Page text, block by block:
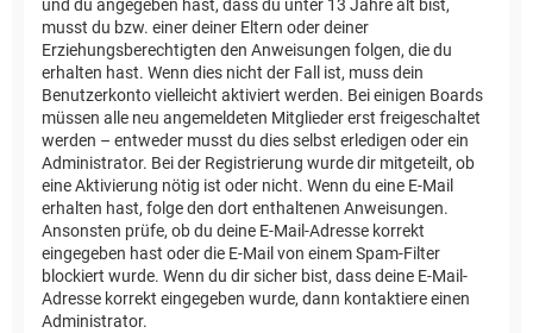
und du angegeben hast, dass du unter 13 Jahre alt bist,
musst du bzw. einer deiner Eltern oder deiner
Erziehungsberechtigten den Anweisungen folgen, die du
erhalten hast. Wenn dies nicht der Fall ist, muss dein
Benutzerkonto vielleicht aktiviert werden. Bei einigen Boards
müssen alle neu angemeldeten Mitglieder erst freigeschaltet
werden – entweder musst du dies selbst erledigen oder ein
Administrator. Bei der Registrierung wurde dir mitgeteilt, ob
eine Aktivierung nötig ist oder nicht. Wenn du eine E-Mail
erhalten hast, folge den dort enthaltenen Anweisungen.
Ansonsten prüfe, ob du deine E-Mail-Adresse korrekt
eingegeben hast oder die E-Mail von einem Spam-Filter
blockiert wurde. Wenn du dir sicher bist, dass deine E-Mail-
Adresse korrekt eingegeben wurde, dann kontaktiere einen
Administrator.